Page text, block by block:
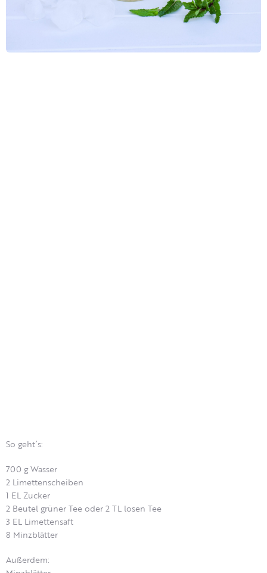
So geht´s:
700 g Wasser
2 Limettenscheiben
1 EL Zucker
2 Beutel grüner Tee oder 2 TL losen Tee
3 EL Limettensaft
8 Minzblätter
Außerdem: